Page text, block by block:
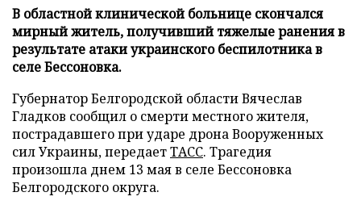
В областной клинической больнице скончался
мирный житель, получивший тяжелые ранения в
результате атаки украинского беспилотника в
селе Бессоновка.
Губернатор Белгородской области Вячеслав
Гладков сообщил о смерти местного жителя,
пострадавшего при ударе дрона Вооруженных
сил Украины, передаетТАСС. Трагедия
произошла днем 13 мая в селе Бессоновка
Белгородского округа.